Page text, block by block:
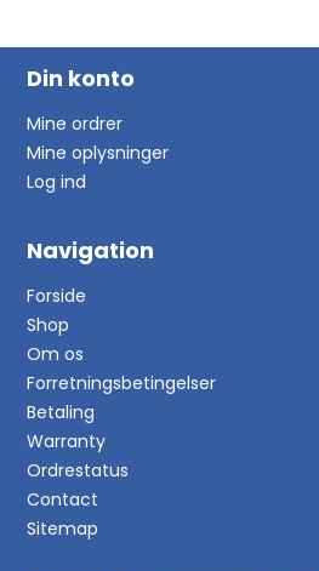
Din konto
Mine ordrer
Mine oplysninger
Log ind
Navigation
Forside
Shop
Om os
Forretningsbetingelser
Betaling
Warranty
Ordrestatus
Contact
Sitemap